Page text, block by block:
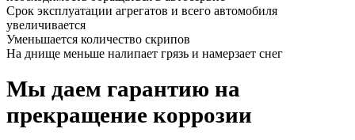
Срок эксплуатации агрегатов и всего автомобиля
увеличивается
Уменьшается количество скрипов
На днище меньше налипает грязь и намерзает снег
Мы даем гарантию на
прекращение коррозии